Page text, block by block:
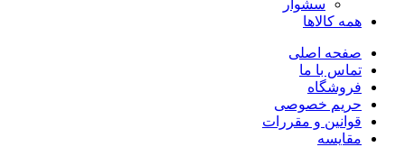
سشوار
همه کالاها
صفحه اصلی
تماس با ما
فروشگاه
حریم خصوصی
قوانین و مقررات
مقایسه